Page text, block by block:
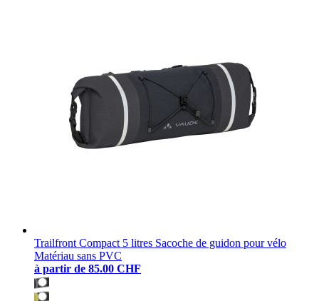
Trailfront Compact 5 litres Sacoche de guidon pour vélo
Matériau sans PVC
à partir de 85.00 CHF